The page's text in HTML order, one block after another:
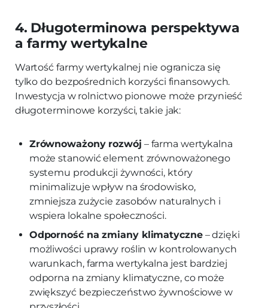
4. Długoterminowa perspektywa
a farmy wertykalne
Wartość farmy wertykalnej nie ogranicza się
tylko do bezpośrednich korzyści finansowych.
Inwestycja w rolnictwo pionowe może przynieść
długoterminowe korzyści, takie jak:
Zrównoważony rozwój – farma wertykalna
może stanowić element zrównoważonego
systemu produkcji żywności, który
minimalizuje wpływ na środowisko,
zmniejsza zużycie zasobów naturalnych i
wspiera lokalne społeczności.
Odporność na zmiany klimatyczne– dzięki
możliwości uprawy roślin w kontrolowanych
warunkach, farma wertykalna jest bardziej
odporna na zmiany klimatyczne, co może
zwiększyć bezpieczeństwo żywnościowe w